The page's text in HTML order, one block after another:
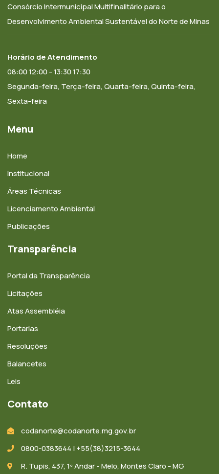
Consórcio Intermunicipal Multifinalitário para o
Desenvolvimento Ambiental Sustentável do Norte de Minas
Horário de Atendimento
08:00 12:00 - 13:30 17:30
Segunda-feira, Terça-feira, Quarta-feira, Quinta-feira,
Sexta-feira
Menu
Home
Institucional
Áreas Técnicas
Licenciamento Ambiental
Publicações
Transparência
Portal da Transparência
Licitações
Atas Assembléia
Portarias
Resoluções
Balancetes
Leis
Contato
codanorte@codanorte.mg.gov.br
0800-0383644 | +55(38)3215-3644
R. Tupis, 437, 1º Andar - Melo, Montes Claro - MG